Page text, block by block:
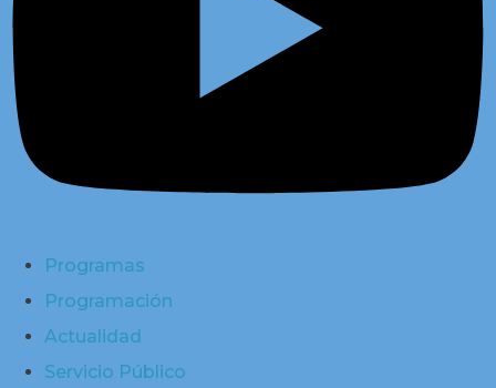
Programas
Programación
Actualidad
Servicio Público